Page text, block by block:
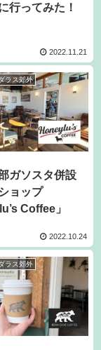
行ってみた！
2022.11.21
ラス郊外
ガソスタ併設
ョップ
Coffee」
2022.10.24
ラス郊外